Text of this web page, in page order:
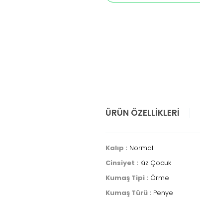
ÜRÜN ÖZELLIKLERI
Kalıp : Normal
Cinsiyet : Kız Çocuk
Kumaş Tipi : Örme
Kumaş Türü : Penye